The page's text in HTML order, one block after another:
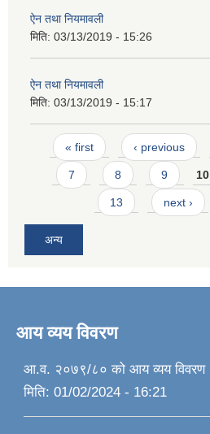
ऐन तथा नियमावली
मिति: 03/13/2019 - 15:26
ऐन तथा नियमावली
मिति: 03/13/2019 - 15:17
Pages
« first ‹ previous
7 8 9 10
13 next ›
अन्य
आय व्यय विवरण
आ.व. २०७९/८० को आय व्यय विवरण
मिति: 01/02/2024 - 16:21